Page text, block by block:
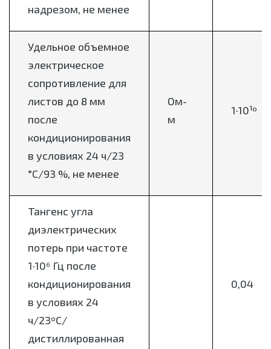
надрезом, не менее
Удельное объемное
электрическое
сопротивление для
листов до 8 мм
после
кондиционирования
в условиях 24 ч/23
°С/93 %, не менее
Ом-
м
1·10¹º
Тангенс угла
диэлектрических
потерь при частоте
1·10⁶ Гц после
кондиционирования
в условиях 24
ч/23ºС/
дистиллированная
0,04